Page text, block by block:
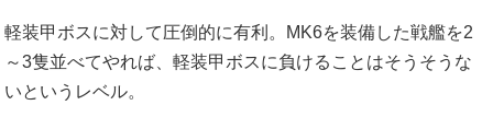
軽装甲ボスに対して圧倒的に有利。MK6を装備した戦艦を2
～3隻並べてやれば、軽装甲ボスに負けることはそうそうな
いというレベル。